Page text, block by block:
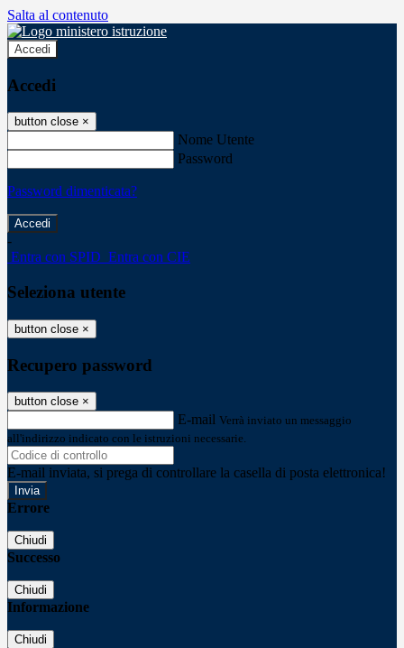
Salta al contenuto
Accedi
Accedi
button close ×
Nome Utente
Password
Password dimenticata?
-
Entra con SPID Entra con CIE
Seleziona utente
button close ×
Recupero password
button close ×
E-mail Verrà inviato un messaggio
all'indirizzo indicato con le istruzioni necessarie.
E-mail inviata, si prega di controllare la casella di posta elettronica!
Errore
Chiudi
Successo
Chiudi
Informazione
Chiudi